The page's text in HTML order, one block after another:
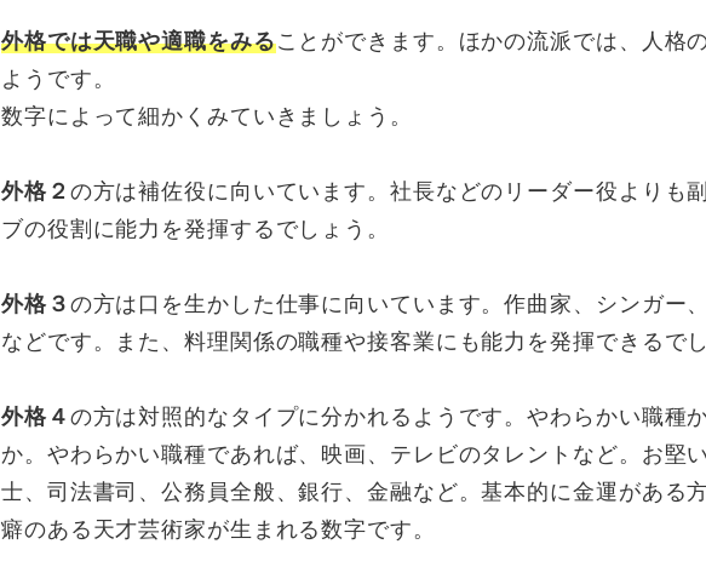
外格では天職や適職をみることができます。ほかの流派では、人格
ようです。
数字によって細かくみていきましょう。
外格２ の方は補佐役に向いています。社長などのリーダー役よりも
ブの役割に能力を発揮するでしょう。
外格３ の方は口を生かした仕事に向いています。作曲家、シンガー
などです。また、料理関係の職種や接客業にも能力を発揮できるで
外格４ の方は対照的なタイプに分かれるようです。やわらかい職種
か。やわらかい職種であれば、映画、テレビのタレントなど。お堅
士、司法書司、公務員全般、銀行、金融など。基本的に金運がある
癖のある天才芸術家が生まれる数字です。